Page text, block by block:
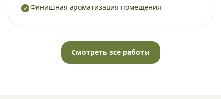
Финишная ароматизация помещения
Смотреть все работы